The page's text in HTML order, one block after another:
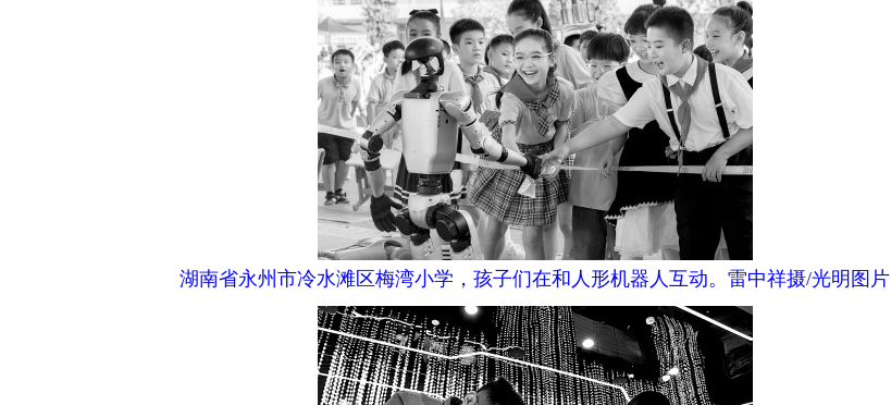
湖南省永州市冷水滩区梅湾小学，孩子们在和人形机器人互动。雷中祥摄/光明图片